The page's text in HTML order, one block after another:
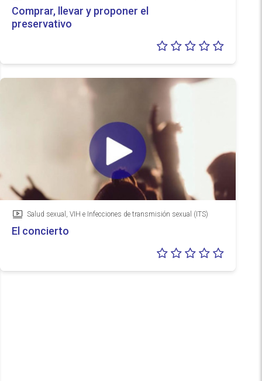
Comprar, llevar y proponer el
preservativo
Vídeo
Salud sexual, VIH e Infecciones de transmisión sexual (ITS)
El concierto